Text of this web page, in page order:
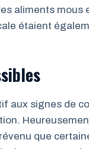
aliments mous
étaient
aux signes de
que